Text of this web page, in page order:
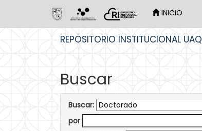
INICIO
REPOSITORIO INSTITUCIONAL UAQ
Buscar
Buscar:
por